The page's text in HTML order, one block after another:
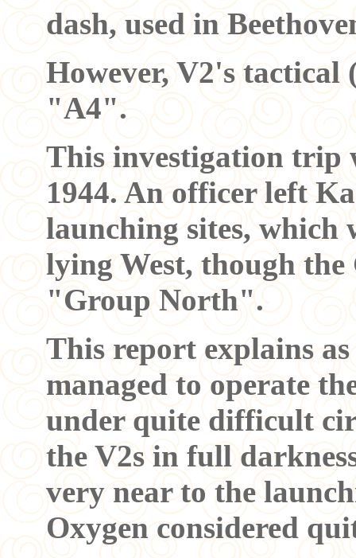
dash, used in
However, V2's
"A4".
This investigation trip
1944. An officer left
launching sites, which
lying West, though
"Group North".
This report explains
managed to operate
under quite difficult
the V2s in full
very near to the
Oxygen considered